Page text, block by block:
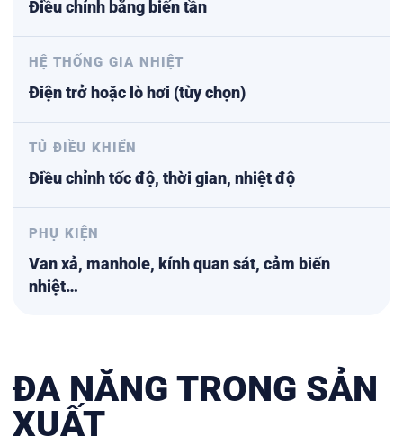
Điều chỉnh bằng biến tần
HỆ THỐNG GIA NHIỆT
Điện trở hoặc lò hơi (tùy chọn)
TỦ ĐIỀU KHIỂN
Điều chỉnh tốc độ, thời gian, nhiệt độ
PHỤ KIỆN
Van xả, manhole, kính quan sát, cảm biến
nhiệt…
ĐA NĂNG TRONG SẢN
XUẤT